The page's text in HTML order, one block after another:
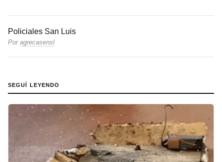
Policiales San Luis
Por agrecasensl
SEGUÍ LEYENDO